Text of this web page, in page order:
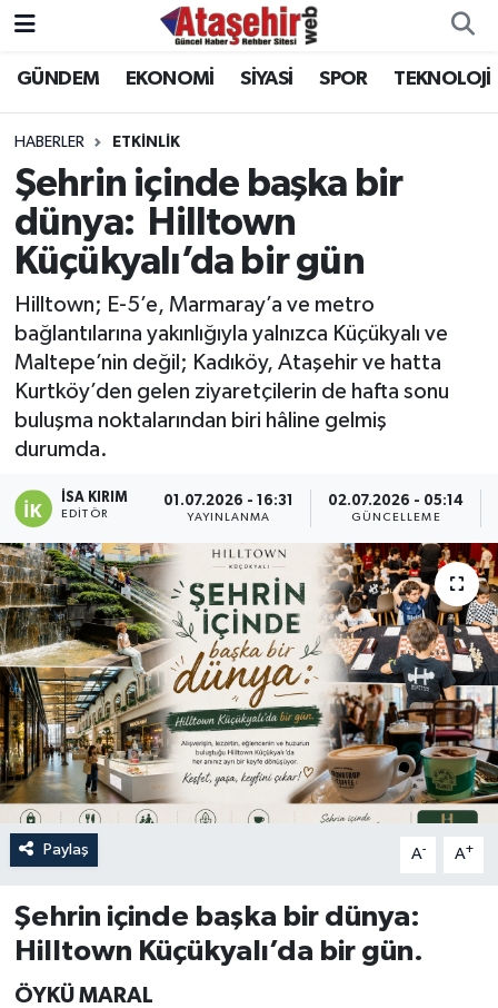
GÜNDEM EKONOMİ SİYASİ SPOR TEKNOLOJİ
HABERLER ETKİNLİK
Şehrin içinde başka bir
dünya: Hilltown
Küçükyalı’da bir gün
Hilltown; E-5’e, Marmaray’a ve metro
bağlantılarına yakınlığıyla yalnızca Küçükyalı ve
Maltepe’nin değil; Kadıköy, Ataşehir ve hatta
Kurtköy’den gelen ziyaretçilerin de hafta sonu
buluşma noktalarından biri hâline gelmiş
durumda.
İSA KIRIM
EDITÖR
01.07.2026 - 16:31
YAYINLANMA
02.07.2026 - 05:14
GÜNCELLEME
Paylaş A- A+
Şehrin içinde başka bir dünya:
Hilltown Küçükyalı’da bir gün.
ÖYKÜ MARAL
Hava Durumu
Trafik Durumu
Süper Lig Puan Durumu ve Fikstür
Tüm Manşetler
Son Dakika Haberleri
Haber Arşivi